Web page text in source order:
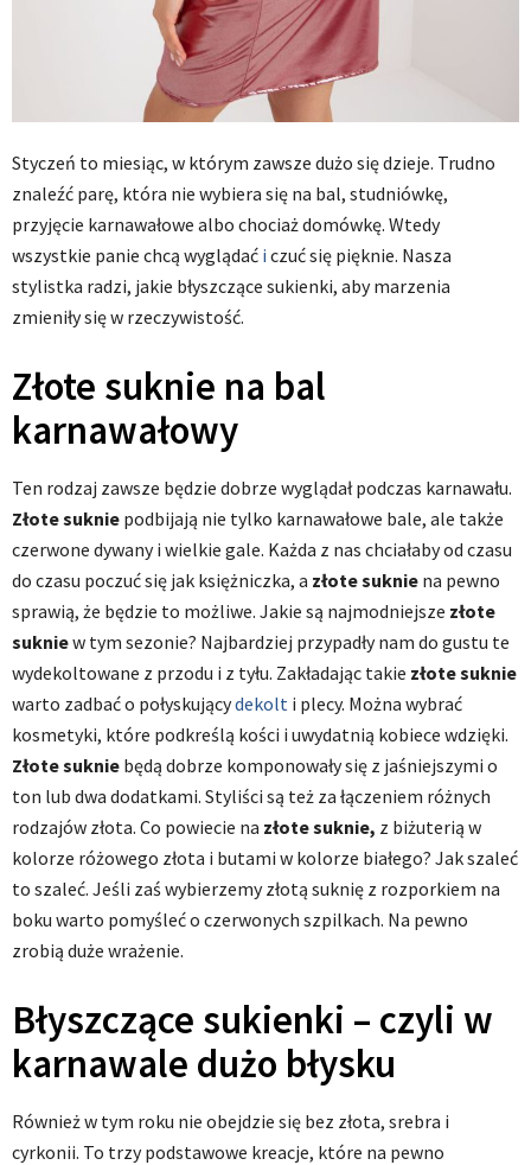
Styczeń to miesiąc, w którym zawsze dużo się dzieje. Trudno
znaleźć parę, która nie wybiera się na bal, studniówkę,
przyjęcie karnawałowe albo chociaż domówkę. Wtedy
wszystkie panie chcą wyglądać i czuć się pięknie. Nasza
stylistka radzi, jakie błyszczące sukienki, aby marzenia
zmieniły się w rzeczywistość.
Złote suknie na bal
karnawałowy
Ten rodzaj zawsze będzie dobrze wyglądał podczas karnawału.
Złote suknie podbijają nie tylko karnawałowe bale, ale także
czerwone dywany i wielkie gale. Każda z nas chciałaby od czasu
do czasu poczuć się jak księżniczka, a złote suknie na pewno
sprawią, że będzie to możliwe. Jakie są najmodniejsze złote
sukniew tym sezonie? Najbardziej przypadły nam do gustu te
wydekoltowane z przodu i z tyłu. Zakładając takie złote suknie
warto zadbać o połyskującydekolt i plecy. Można wybrać
kosmetyki, które podkreślą kości i uwydatnią kobiece wdzięki.
Złote suknie będą dobrze komponowały się z jaśniejszymi o
ton lub dwa dodatkami. Styliści są też za łączeniem różnych
rodzajów złota. Co powiecie na złote suknie, z biżuterią w
kolorze różowego złota i butami w kolorze białego? Jak szaleć
to szaleć. Jeśli zaś wybierzemy złotą suknię z rozporkiem na
boku warto pomyśleć o czerwonych szpilkach. Na pewno
zrobią duże wrażenie.
Błyszczące sukienki – czyli w
karnawale dużo błysku
Również w tym roku nie obejdzie się bez złota, srebra i
cyrkonii. To trzy podstawowe kreacje, które na pewno